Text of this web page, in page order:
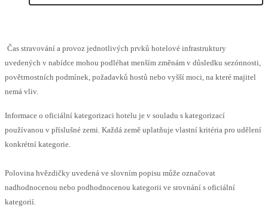
Čas stravování a provoz jednotlivých prvků hotelové infrastruktury
uvedených v nabídce mohou podléhat menším změnám v důsledku sezónnosti,
povětrnostních podmínek, požadavků hostů nebo vyšší moci, na které majitel
nemá vliv.
Informace o oficiální kategorizaci hotelu je v souladu s kategorizací
používanou v příslušné zemi. Každá země uplatňuje vlastní kritéria pro udělení
konkrétní kategorie.
Polovina hvězdičky uvedená ve slovním popisu může označovat
nadhodnocenou nebo podhodnocenou kategorii ve srovnání s oficiální
kategorií.